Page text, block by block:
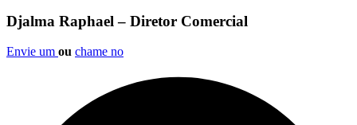
Djalma Raphael – Diretor Comercial
Envie um ou chame no